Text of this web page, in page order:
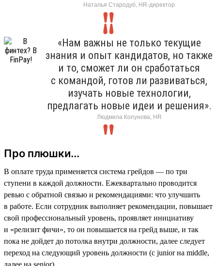
Наталья Стародуб, HR-директор
«Нам важны не только текущие
знания и опыт кандидатов, но также
и то, сможет ли он сработаться
с командой, готов ли развиваться,
изучать новые технологии,
предлагать новые идеи и решения».
Людмила Копунова, HR
Про плюшки...
В оплате труда применяется система грейдов — по три
ступени в каждой должности. Ежеквартально проводится
ревью с обратной связью и рекомендациями: что улучшить
в работе. Если сотрудник выполняет рекомендации, повышает
свой профессиональный уровень, проявляет инициативу
и «релизит фичи», то он повышается на грейд выше, и так
пока не дойдет до потолка внутри должности, далее следует
переход на следующий уровень должности (с junior на middle,
далее на senior).